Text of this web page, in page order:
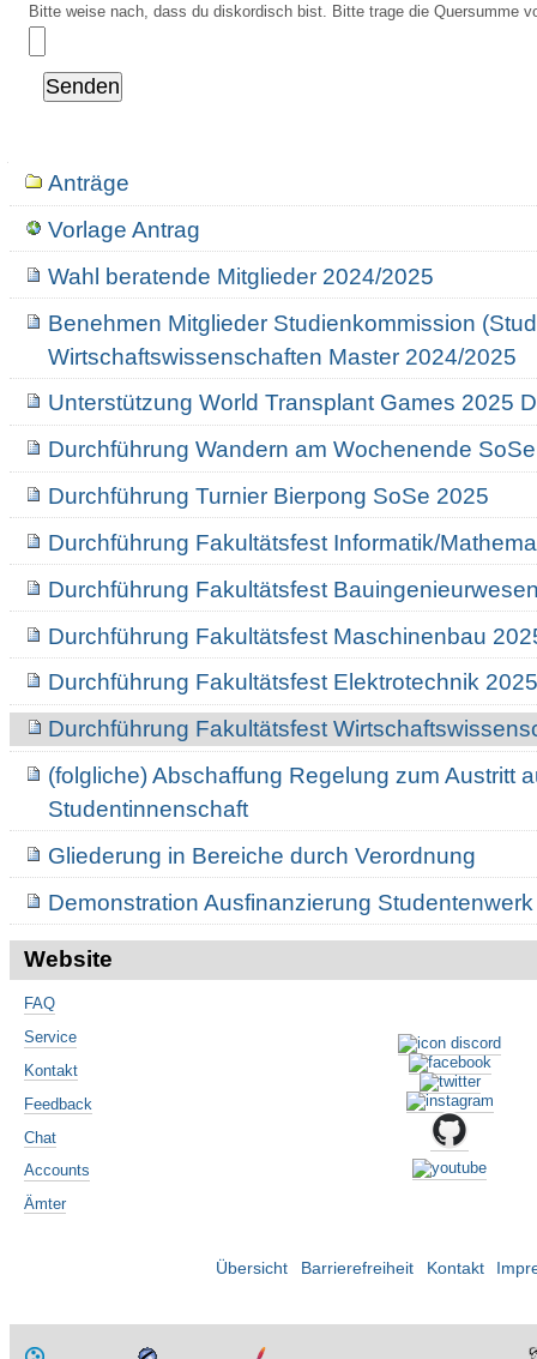
Bitte weise nach, dass du diskordisch bist. Bitte trage die Quersumme
NavigationAnträge
Vorlage Antrag
Wahl beratende Mitglieder 2024/2025
Benehmen Mitglieder Studienkommission
Wirtschaftswissenschaften Master 2024/2025
Unterstützung World Transplant Games 2025
Durchführung Wandern am Wochenende
Durchführung Turnier Bierpong SoSe 2025
Durchführung Fakultätsfest Informatik/
Durchführung Fakultätsfest
Durchführung Fakultätsfest Maschinenbau
Durchführung Fakultätsfest Elektrotechnik
Durchführung Fakultätsfest
(folgliche) Abschaffung Regelung zum Austritt
Studentinnenschaft
Gliederung in Bereiche durch Verordnung
Demonstration Ausfinanzierung
Website
FAQ
Service
Kontakt
Feedback
Chat
Accounts
Ämter
Übersicht Barrierefreiheit Kontakt